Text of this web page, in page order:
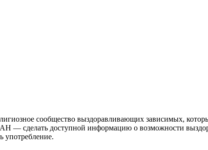
сообщество выздоравливающих зависимых,
— сделать доступной информацию о возможности
употребление.